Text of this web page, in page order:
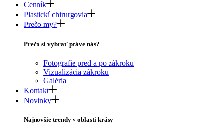
Cenník
Plastickí chirurgovia
Prečo my?
Prečo si vybrať práve nás?
Fotografie pred a po zákroku
Vizualizácia zákroku
Galéria
Kontakt
Novinky
Najnovšie trendy v oblasti krásy